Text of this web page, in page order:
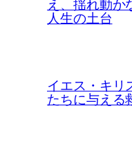
え、揺れ動か
人生の土台
イエス・キリ
たちに与える